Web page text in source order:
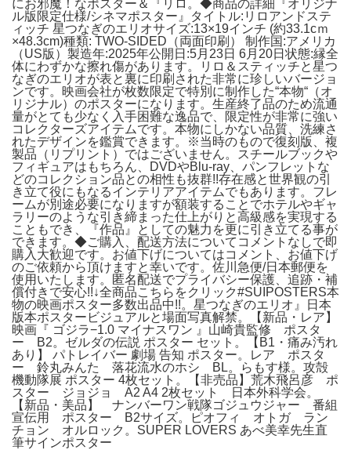
にお邪魔！なポスター＆『リロ。◆商品の詳細『オリジナ
ル版限定仕様/シネマポスター』タイトル:リロアンドステ
ィッチ 星つなぎのエリオサイズ:13×19インチ (約33.1cｍ
×48.3cm)種類: TWO-SIDED（両面印刷） 制作国:アメリカ
（US版）製造年:2025年公開日:5月23日 6月20日状態:縁全
体にわずかな擦れ傷があります。リロ＆スティッチと星つ
なぎのエリオが表と裏に印刷された非常に珍しいバージョ
ンです。映画会社が枚数限定で特別に制作した“本物“（オ
リジナル）のポスターになります。生産終了品のため流通
量がとても少なく入手困難な逸品で、限定性が非常に強い
コレクターズアイテムです。本物にしかない品質、洗練さ
れたデザインを鑑賞できます。※当時のもので復刻版、複
製品（リプリント）ではございません。スチールブックや
フィギュアはもちろん、DVDやBlu-ray、パンフレットな
どのコレクション品との相性も抜群!!存在感と世界観の引
き立て役にもなるインテリアアイテムでもあります。フレ
ームが別途必要になりますが額装することでホテルやギャ
ラリーのような引き締まった仕上がりと高級感を実現する
こともでき、『作品』としての魅力を更に引き立てる事が
できます。◆ご購入、配送方法についてコメントなしで即
購入大歓迎です。お値下げについてはコメント、お値下げ
のご依頼から頂けますと幸いです。佐川急便/日本郵便を
使用いたします。匿名配送でプライバシー保護、追跡・補
償付きで安心!!↓全商品こちらをクリック#SUIPOSTERS本
物の映画ポスター多数出品中!!。星つなぎのエリオ』日本
版本ポスタービジュアルと場面写真解禁。【新品・レア】
映画『 ゴジラ−1.0 マイナスワン 』山崎貴監修 ポスタ
ー B2。ゼルダの伝説 ポスター セット。【B1・痛み汚れ
あり】 パトレイバー 劇場 告知 ポスター。レア ポスタ
ー 鈴丸みんた 落花流水のホシ BL。らもす様。攻殻
機動隊展 ポスター 4枚セット。【非売品】荒木飛呂彦 ポ
スター ジョジョ A2 A4 2枚セット 日本外科学会。
【新品・美品】 ナンバーワン戦隊ゴジュウジャー 番組
宣伝用 ポスター B2サイズ。ピオフィ オトガ ラン
チョン オルロック。SUPER LOVERS あべ美幸先生直
筆サインポスター